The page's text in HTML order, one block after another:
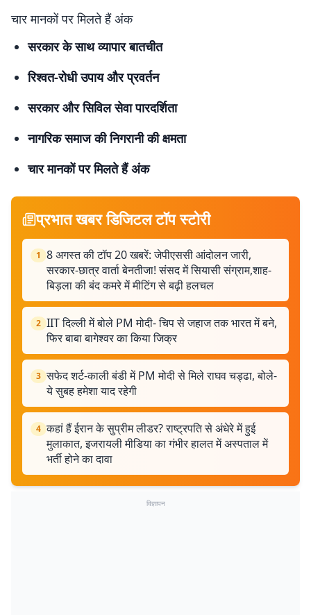
चार मानकों पर मिलते हैं अंक
सरकार के साथ व्यापार बातचीत
रिश्वत-रोधी उपाय और प्रवर्तन
सरकार और सिविल सेवा पारदर्शिता
नागरिक समाज की निगरानी की क्षमता
चार मानकों पर मिलते हैं अंक
प्रभात खबर डिजिटल टॉप स्टोरी
1 8 अगस्त की टॉप 20 खबरें: जेपीएससी आंदोलन जारी,
सरकार-छात्र वार्ता बेनतीजा! संसद में सियासी संग्राम,शाह-
बिड़ला की बंद कमरे में मीटिंग से बढ़ी हलचल
2 IIT दिल्ली में बोले PM मोदी- चिप से जहाज तक भारत में बने,
फिर बाबा बागेश्वर का किया जिक्र
3 सफेद शर्ट-काली बंडी में PM मोदी से मिले राघव चड्ढा, बोले-
ये सुबह हमेशा याद रहेगी
4 कहां हैं ईरान के सुप्रीम लीडर? राष्ट्रपति से अंधेरे में हुई
मुलाकात, इजरायली मीडिया का गंभीर हालत में अस्पताल में
भर्ती होने का दावा
विज्ञापन